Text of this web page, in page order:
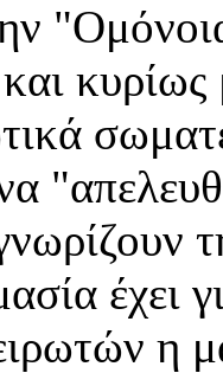
κυρίως
να
έχει
η